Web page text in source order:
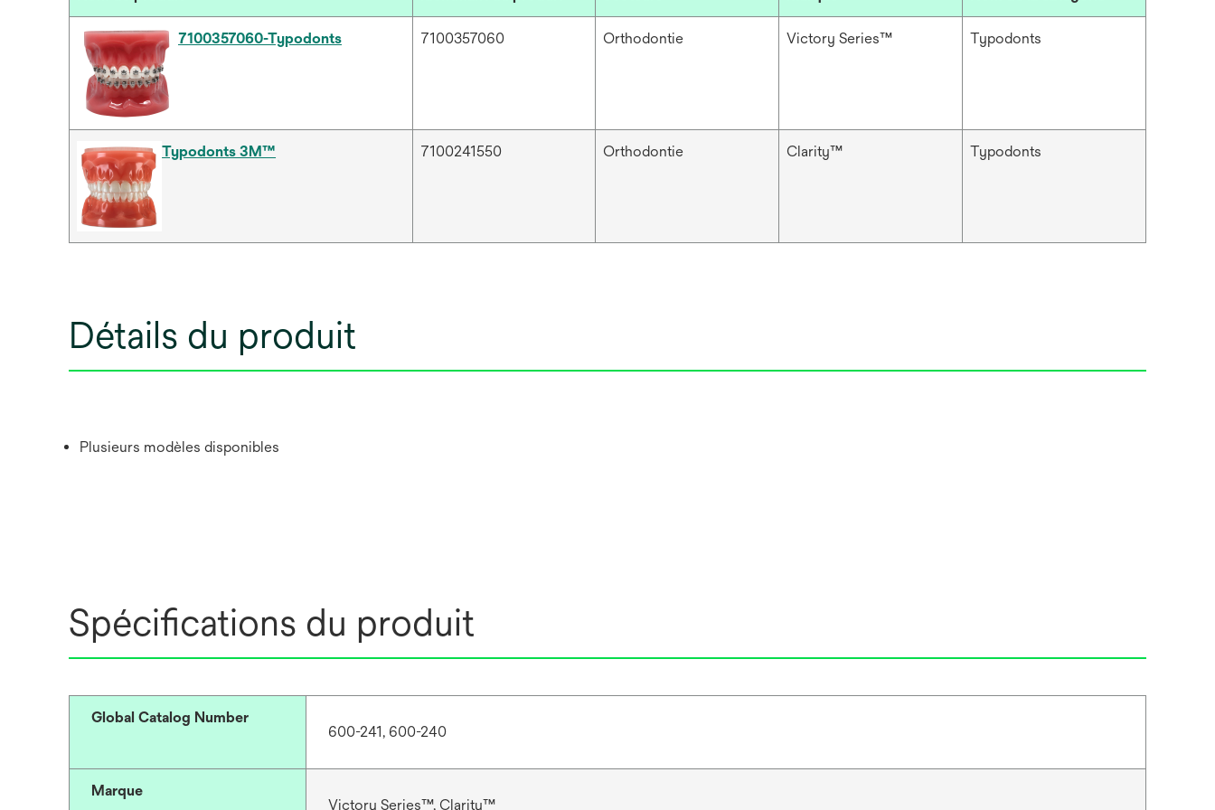
7100357060-Typodonts 7100357060 Orthodontie Victory Series™ Typodonts
Typodonts 3M™ 7100241550 Orthodontie Clarity™ Typodonts
Détails du produit
Plusieurs modèles disponibles
Spécifications du produit
Global Catalog Number
600-241, 600-240
Marque
Victory Series™, Clarity™